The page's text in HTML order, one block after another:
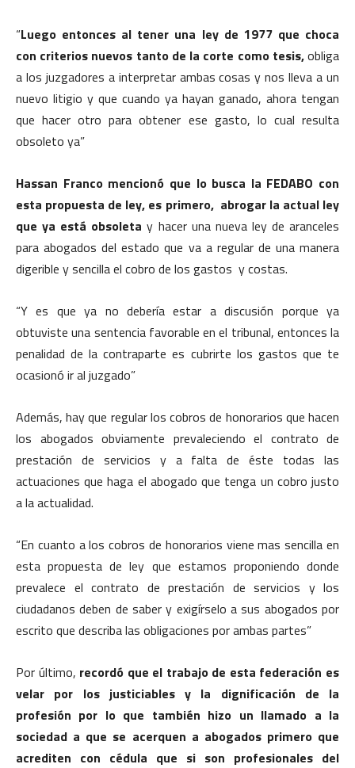
“Luego entonces al tener una ley de 1977 que choca
con criterios nuevos tanto de la corte como tesis,obliga
a los juzgadores a interpretar ambas cosas y nos lleva a un
nuevo litigio y que cuando ya hayan ganado, ahora tengan
que hacer otro para obtener ese gasto, lo cual resulta
obsoleto ya”
Hassan Franco mencionó que lo busca la FEDABO con
esta propuesta de ley, es primero, abrogar la actual ley
que ya está obsoleta y hacer una nueva ley de aranceles
para abogados del estado que va a regular de una manera
digerible y sencilla el cobro de los gastos y costas.
“Y es que ya no debería estar a discusión porque ya
obtuviste una sentencia favorable en el tribunal, entonces la
penalidad de la contraparte es cubrirte los gastos que te
ocasionó ir al juzgado”
Además, hay que regular los cobros de honorarios que hacen
los abogados obviamente prevaleciendo el contrato de
prestación de servicios y a falta de éste todas las
actuaciones que haga el abogado que tenga un cobro justo
a la actualidad.
“En cuanto a los cobros de honorarios viene mas sencilla en
esta propuesta de ley que estamos proponiendo donde
prevalece el contrato de prestación de servicios y los
ciudadanos deben de saber y exigírselo a sus abogados por
escrito que describa las obligaciones por ambas partes”
Por último, recordó que el trabajo de esta federación es
velar por los justiciables y la dignificación de la
profesión por lo que también hizo un llamado a la
sociedad a que se acerquen a abogados primero que
acrediten con cédula que si son profesionales del